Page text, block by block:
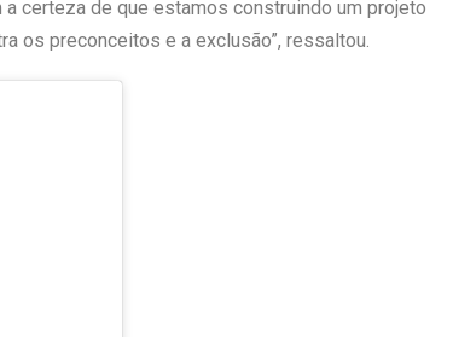
certeza de que estamos construindo um projeto
os preconceitos e a exclusão”, ressaltou.